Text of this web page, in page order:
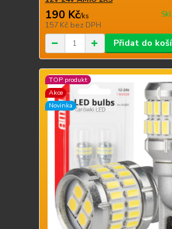
190 Kč/ks
157 Kč bez DPH
Přidat do
TOP produkt
Akce
Novinka